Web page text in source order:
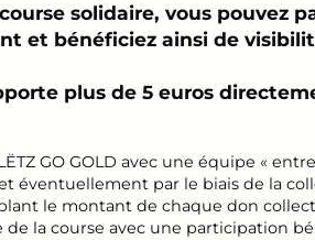
solidaire, vous pouvez
et bénéficiez ainsi de
plus de 5 euros
GO GOLD avec une équipe «
éventuellement par le biais de la
le montant de chaque don
la course avec une participation